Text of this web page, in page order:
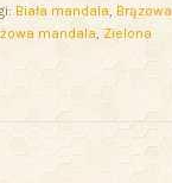
Biała mandala,Brązowa
mandala,Zielona